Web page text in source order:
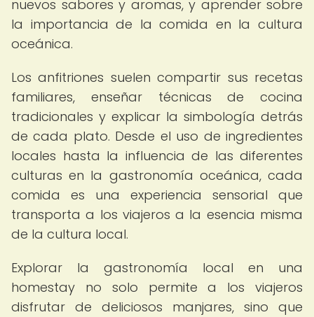
nuevos sabores y aromas, y aprender sobre
la importancia de la comida en la cultura
oceánica.
Los anfitriones suelen compartir sus recetas
familiares, enseñar técnicas de cocina
tradicionales y explicar la simbología detrás
de cada plato. Desde el uso de ingredientes
locales hasta la influencia de las diferentes
culturas en la gastronomía oceánica, cada
comida es una experiencia sensorial que
transporta a los viajeros a la esencia misma
de la cultura local.
Explorar la gastronomía local en una
homestay no solo permite a los viajeros
disfrutar de deliciosos manjares, sino que